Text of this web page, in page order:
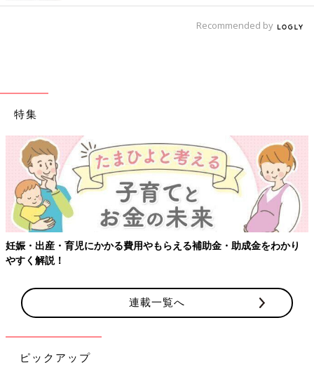
Recommended by
特集
妊娠・出産・育児にかかる費用やもらえる補助金・助成金をわかり
やすく解説！
連載一覧へ
ピックアップ